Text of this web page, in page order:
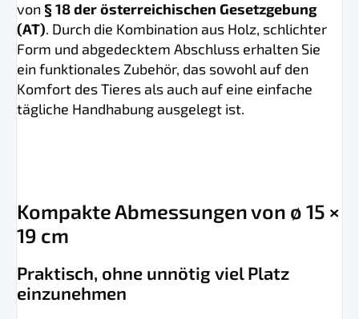
von§ 18 der österreichischen Gesetzgebung
(AT). Durch die Kombination aus Holz, schlichter
Form und abgedecktem Abschluss erhalten Sie
ein funktionales Zubehör, das sowohl auf den
Komfort des Tieres als auch auf eine einfache
tägliche Handhabung ausgelegt ist.
Kompakte Abmessungen von ø 15 ×
19 cm
Praktisch, ohne unnötig viel Platz
einzunehmen